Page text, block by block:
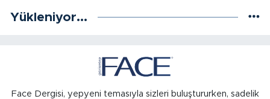
Yükleniyor...
Face Dergisi, yepyeni temasıyla sizleri buluştururken, sadelik